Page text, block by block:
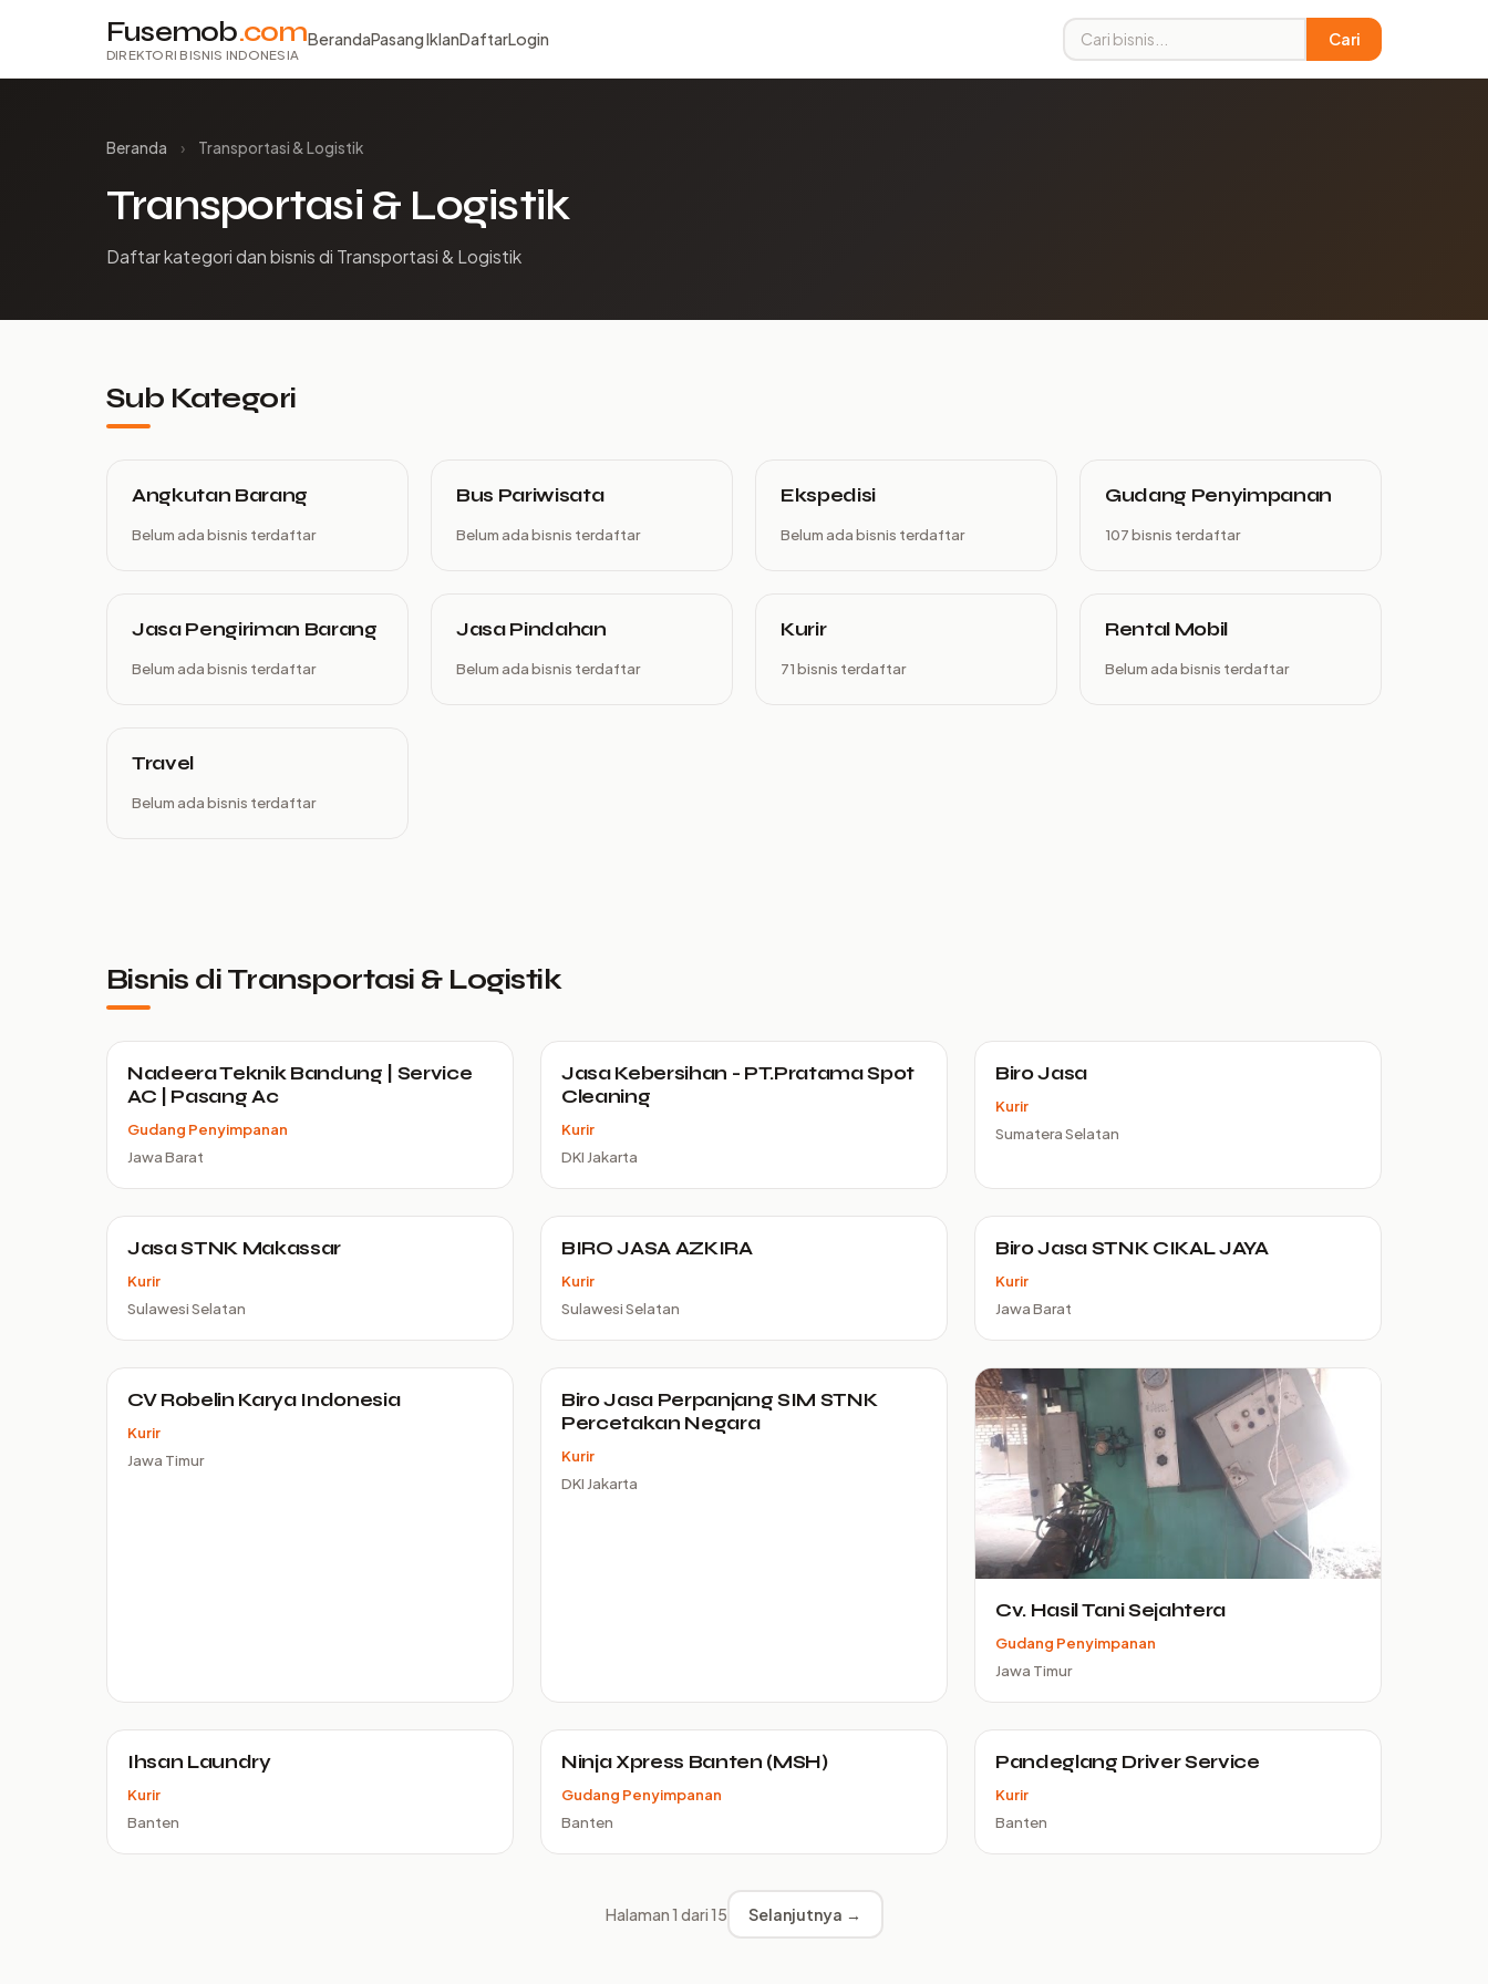
Fusemob.com
DIREKTORI BISNIS INDONESIA
BerandaPasang IklanDaftarLogin Cari
Beranda › Transportasi & Logistik
Transportasi & Logistik
Daftar kategori dan bisnis di Transportasi & Logistik
Sub Kategori
Angkutan Barang
Belum ada bisnis terdaftar
Bus Pariwisata
Belum ada bisnis terdaftar
Ekspedisi
Belum ada bisnis terdaftar
Gudang Penyimpanan
107 bisnis terdaftar
Jasa Pengiriman Barang
Belum ada bisnis terdaftar
Jasa Pindahan
Belum ada bisnis terdaftar
Kurir
71 bisnis terdaftar
Rental Mobil
Belum ada bisnis terdaftar
Travel
Belum ada bisnis terdaftar
Bisnis di Transportasi & Logistik
Nadeera Teknik Bandung | Service
AC | Pasang Ac
Gudang Penyimpanan
Jawa Barat
Jasa Kebersihan - PT.Pratama Spot
Cleaning
Kurir
DKI Jakarta
Biro Jasa
Kurir
Sumatera Selatan
Jasa STNK Makassar
Kurir
Sulawesi Selatan
BIRO JASA AZKIRA
Kurir
Sulawesi Selatan
Biro Jasa STNK CIKAL JAYA
Kurir
Jawa Barat
CV Robelin Karya Indonesia
Kurir
Jawa Timur
Biro Jasa Perpanjang SIM STNK
Percetakan Negara
Kurir
DKI Jakarta
Cv. Hasil Tani Sejahtera
Gudang Penyimpanan
Jawa Timur
Ihsan Laundry
Kurir
Banten
Ninja Xpress Banten (MSH)
Gudang Penyimpanan
Banten
Pandeglang Driver Service
Kurir
Banten
Halaman 1 dari 15 Selanjutnya →